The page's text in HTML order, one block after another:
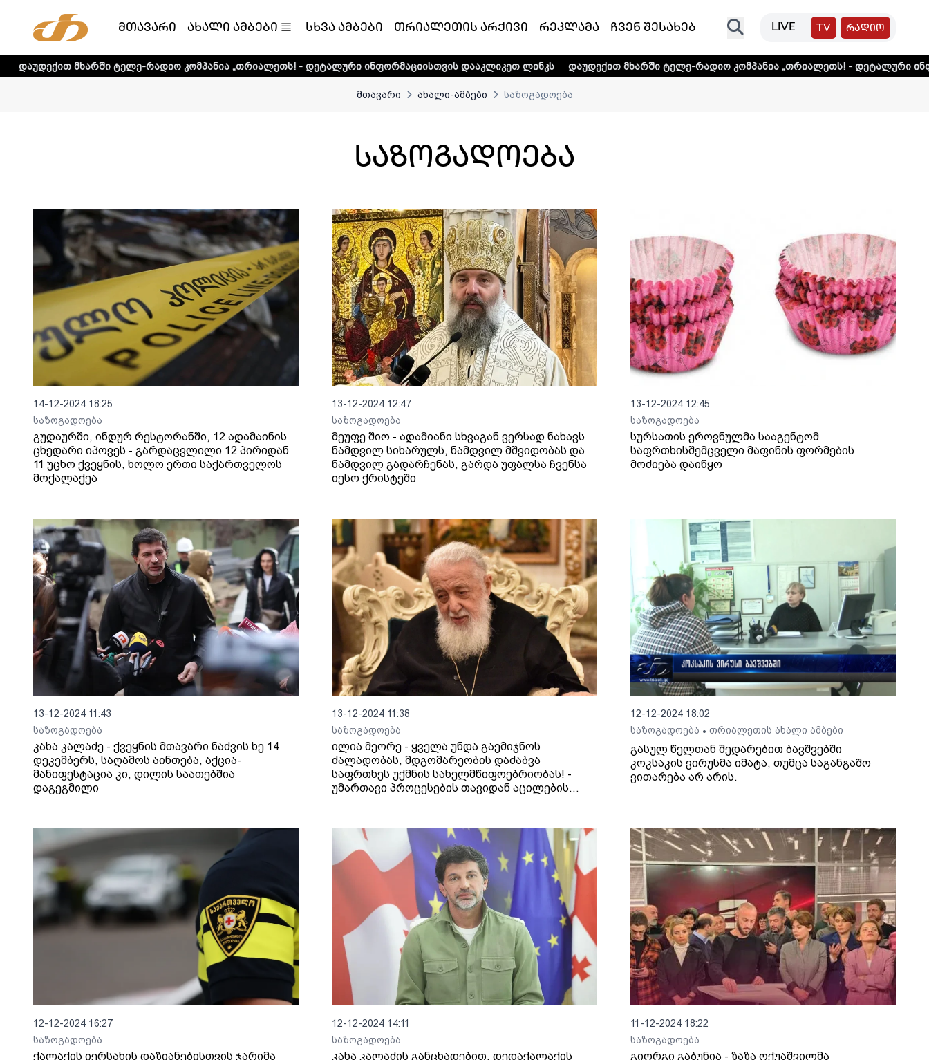
მთავარი ახალი ამბები სხვა ამბები თრიალეთის არქივი რეკლამა ჩვენ შესახებ LIVE TV რადიო
რადიო კომპანია „თრიალეთს! - დეტალური ინფორმაციისთვის დააკლიკეთ ლინკს დაუდექით მხარში ტელე-რადიო კომპანია „თრიალეთს! - დეტალური ინფორმაციისთვის
მთავარი ახალი-ამბები საზოგადოება
საზოგადოება
14-12-2024 18:25
საზოგადოება
გუდაურში, ინდურ რესტორანში, 12 ადამაინის
ცხედარი იპოვეს - გარდაცვლილი 12 პირიდან
11 უცხო ქვეყნის, ხოლო ერთი საქართველოს
მოქალაქეა
13-12-2024 12:47
საზოგადოება
მეუფე შიო - ადამიანი სხვაგან ვერსად ნახავს
ნამდვილ სიხარულს, ნამდვილ მშვიდობას და
ნამდვილ გადარჩენას, გარდა უფალსა ჩვენსა
იესო ქრისტეში
13-12-2024 12:45
საზოგადოება
სურსათის ეროვნულმა სააგენტომ
საფრთხისშემცველი მაფინის ფორმების
მოძიება დაიწყო
13-12-2024 11:43
საზოგადოება
კახა კალაძე - ქვეყნის მთავარი ნაძვის ხე 14
დეკემბერს, საღამოს აინთება, აქცია-
მანიფესტაცია კი, დილის საათებშია
დაგეგმილი
13-12-2024 11:38
საზოგადოება
ილია მეორე - ყველა უნდა გაემიჯნოს
ძალადობას, მდგომარეობის დაძაბვა
საფრთხეს უქმნის სახელმწიფოებრიობას! -
უმართავი პროცესების თავიდან აცილების
12-12-2024 18:02
საზოგადოება • თრიალეთის ახალი ამბები
გასულ წელთან შედარებით ბავშვებში
კოკსაკის ვირუსმა იმატა, თუმცა საგანგაშო
ვითარება არ არის.
12-12-2024 16:27
საზოგადოება
ქალაქის იერსახის დაზიანებისთვის ჯარიმა
12-12-2024 14:11
საზოგადოება
კახა კალაძის განცხადებით, დედაქალაქის
11-12-2024 18:22
საზოგადოება
გიორგი გაბუნია - ზაზა ოქუაშვილმა